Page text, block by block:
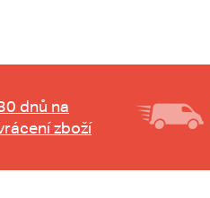
dnů na
zboží